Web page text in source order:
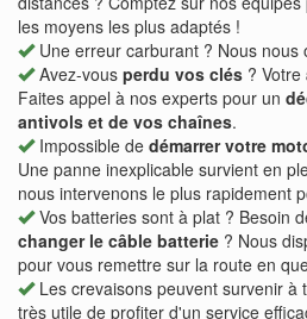
les moyens les plus adaptés !
Une erreur carburant ? Nous nous
Avez-vous perdu vos clés ? Votre
Faites appel à nos experts pour un
antivols et de vos chaînes.
Impossible de démarrer votre
Une panne inexplicable survient en
nous intervenons le plus rapidement
Vos batteries sont à plat ? Besoin
changer le câble batterie ? Nous
pour vous remettre sur la route en
Les crevaisons peuvent survenir à
très utile de profiter d'un service